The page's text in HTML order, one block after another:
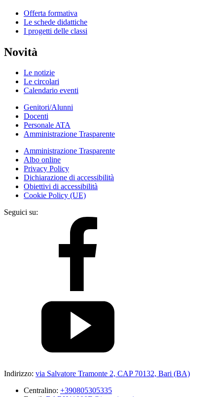
Offerta formativa
Le schede didattiche
I progetti delle classi
Novità
Le notizie
Le circolari
Calendario eventi
Genitori/Alunni
Docenti
Personale ATA
Amministrazione Trasparente
Amministrazione Trasparente
Albo online
Privacy Policy
Dichiarazione di accessibilità
Obiettivi di accessibilità
Cookie Policy (UE)
Seguici su:
Indirizzo: via Salvatore Tramonte 2, CAP 70132, Bari (BA)
Centralino: +390805305335